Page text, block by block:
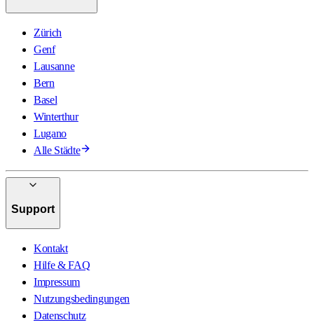
Zürich
Genf
Lausanne
Bern
Basel
Winterthur
Lugano
Alle Städte
Support
Kontakt
Hilfe & FAQ
Impressum
Nutzungsbedingungen
Datenschutz